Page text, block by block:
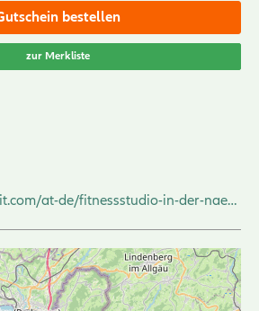
bestellen
zur Merkliste
https://www.clever-fit.com/at-de/fitnessstudio-in-der-naehe/clever-fit-bregenz/